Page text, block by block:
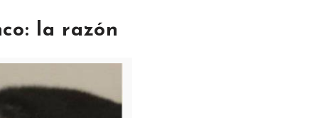
la razón